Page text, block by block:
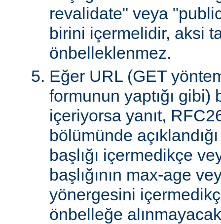
revalidate" veya
birini içermelidir, aksi
önbelleklenmez.
Eğer URL (GET
formunun yaptığı
içeriyorsa yanıt,
bölümünde
başlığı içermedikçe
başlığının max-age
yönergesini
önbelleğe